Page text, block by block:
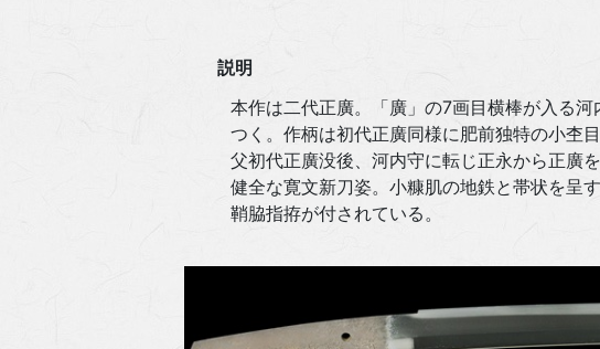
説明
本作は二代正廣。「廣」の7画目横棒が入る
つく。作柄は初代正廣同様に肥前独特の小杢
父初代正廣没後、河内守に転じ正永から正廣
健全な寛文新刀姿。小糠肌の地鉄と帯状を呈
鞘脇指拵が付されている。